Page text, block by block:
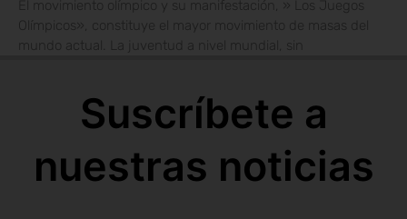
El movimiento olímpico y su manifestación, » Los Juegos
Olímpicos», constituye el mayor movimiento de masas del
mundo actual. La juventud a nivel mundial, sin
Suscríbete a
nuestras noticias